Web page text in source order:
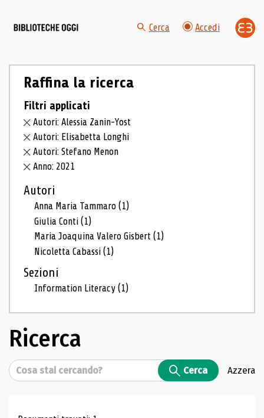
Cerca Accedi
Raffina la ricerca
Filtri applicati
Autori: Alessia Zanin-Yost
Autori: Elisabetta Longhi
Autori: Stefano Menon
Anno: 2021
Autori
Anna Maria Tammaro(1)
Giulia Conti(1)
Maria Joaquina Valero Gisbert(1)
Nicoletta Cabassi(1)
Sezioni
Information Literacy(1)
Ricerca
Cerca Cerca Azzera